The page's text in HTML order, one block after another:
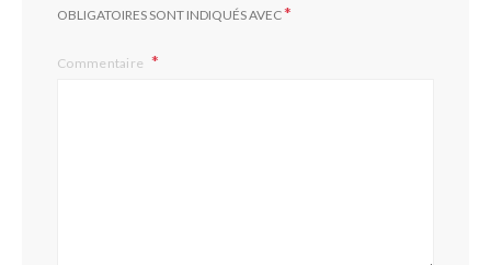
OBLIGATOIRES SONT INDIQUÉS AVEC*
Commentaire